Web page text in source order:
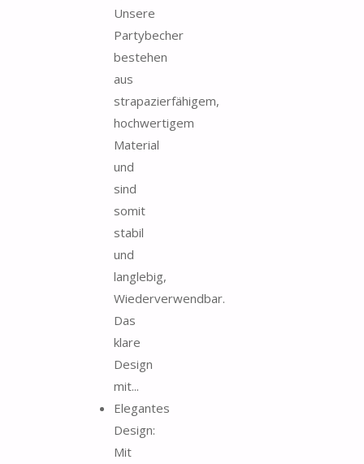
Unsere
Partybecher
bestehen
aus
strapazierfähigem,
hochwertigem
Material
und
sind
somit
stabil
und
langlebig,
Wiederverwendbar.
Das
klare
Design
mit...
Elegantes
Design:
Mit